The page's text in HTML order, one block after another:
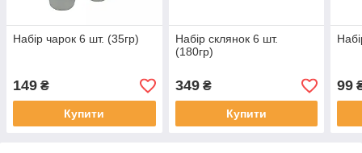
Набір чарок 6 шт. (35гр)
149 ₴
Купити
Набір склянок 6 шт.
(180гр)
349₴
Купити
99